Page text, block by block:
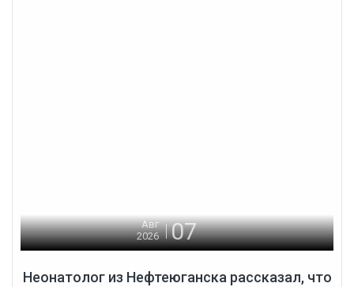
Авг
2026
07
Неонатолог из Нефтеюганска рассказал, что